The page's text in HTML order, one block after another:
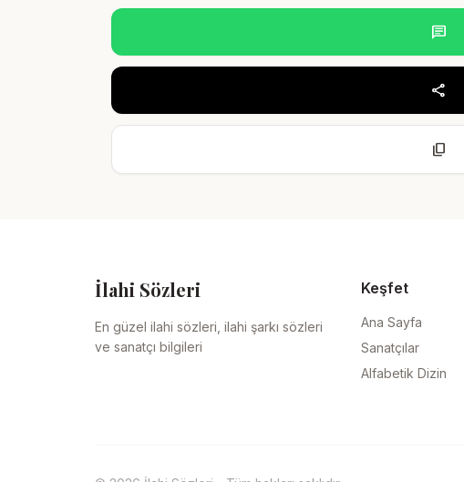
chat
share
content_copy
İlahi Sözleri
En güzel ilahi sözleri, ilahi şarkı sözleri
ve sanatçı bilgileri
Keşfet
Ana Sayfa
Sanatçılar
Alfabetik Dizin